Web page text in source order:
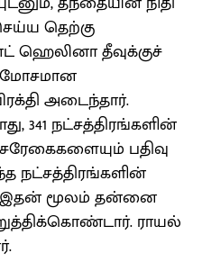
தெற்கு
ஹெலினா தீவுக்குச்
மோசமான
அடைந்தார்.
341 நட்சத்திரங்களின்
பதிவு
நட்சத்திரங்களின்
இதன் மூலம் தன்னை
ராயல்